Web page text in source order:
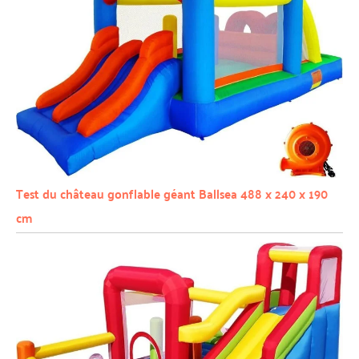
Test du château gonflable géant Ballsea 488 x 240 x 190
cm